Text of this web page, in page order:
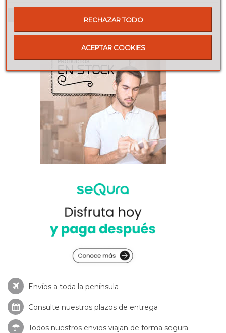
Envíos a toda la península
Consulte nuestros plazos de entrega
Todos nuestros envios viajan de forma segura
RECHAZAR TODO
ACEPTAR COOKIES